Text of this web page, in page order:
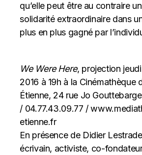
qu’elle peut être au contraire
solidarité extraordinaire dans
plus en plus gagné par
We Were Here, projection jeudi
2016 à 19h à la Cinémathèque
Étienne, 24 rue Jo
/ 04.77.43.09.77 /
etienne.fr
En présence de Didier
écrivain, activiste, co-